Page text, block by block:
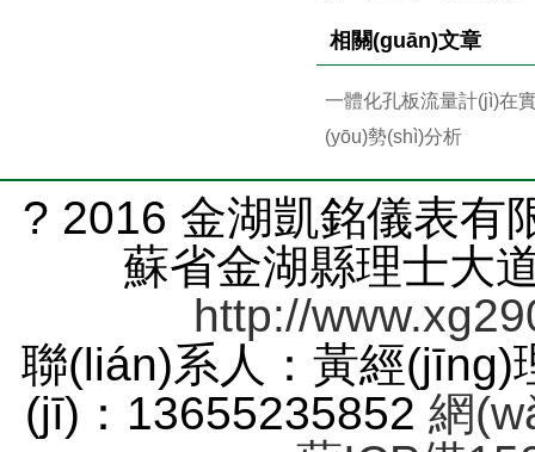
相關(guān)文章
一體化孔板流量計(jì)在
(yōu)勢(shì)分析
? 2016 金湖凱銘儀表有
蘇省金湖縣理士大
http://
聯(lián)系人：黃經(jīng)
(jī)：13655235852 網